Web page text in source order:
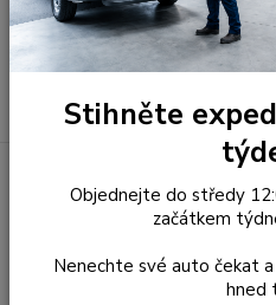
2007) - Senzor
Čelní Sklo -
Stihněte
Objednejte do středy
začátkem
Nenechte své auto čekat
hned